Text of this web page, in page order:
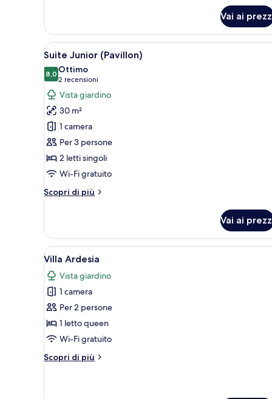
singola
(Residenz)
Vai ai
Apri
tutte
le
foto
per
Suite
Junior
(Pavillon)
Una camera da letto
5
Suite Junior (Pavillon)
8,08,0 su 10
Ottimo
2 recensioni
(2
recensioni)
Vista giardino
30 m²
1 camera
Per 3 persone
2 letti singoli
Wi-Fi gratuito
Scopri di più
Altri
Junior
(Pavillon)
Vai ai
Apri
tutte
le
foto
per
Villa
Ardesia
Una camera da letto con un
7
Villa Ardesia
Vista giardino
1 camera
Per 2 persone
1 letto queen
Wi-Fi gratuito
Scopri di più
Altri